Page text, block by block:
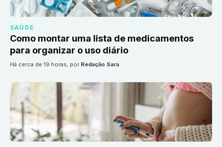
SAÚDE
Como montar uma lista de medicamentos
para organizar o uso diário
há cerca de 19 horas, por Redação Sara